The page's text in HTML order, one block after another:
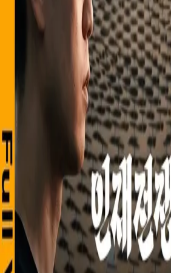
우성짱의 문서
Toggle theme
YouTube Article Tags AuthorsHub
#ai-native-education
ai-native-education
이 태그와 연결된 문서를 한곳에서 모
하는 연관 태그까지 이어서 탐색할 수
연관 태그
#china-tech-policy 공동문서1· 연관도
공동문서
· 연관도100 %#drone-
100
kbs-documentary-insight공동문서 1
100
physical-ai-industrialization공동문
100% talent-war-2공동문서1 · 연관도
동문서
· 연관도71%#public-broadcast-
· 연관도
%#humanoid-robotics공동문
41
physical-ai공동문서 1· 연관도 22%
YouTube
2026년 5월 15일